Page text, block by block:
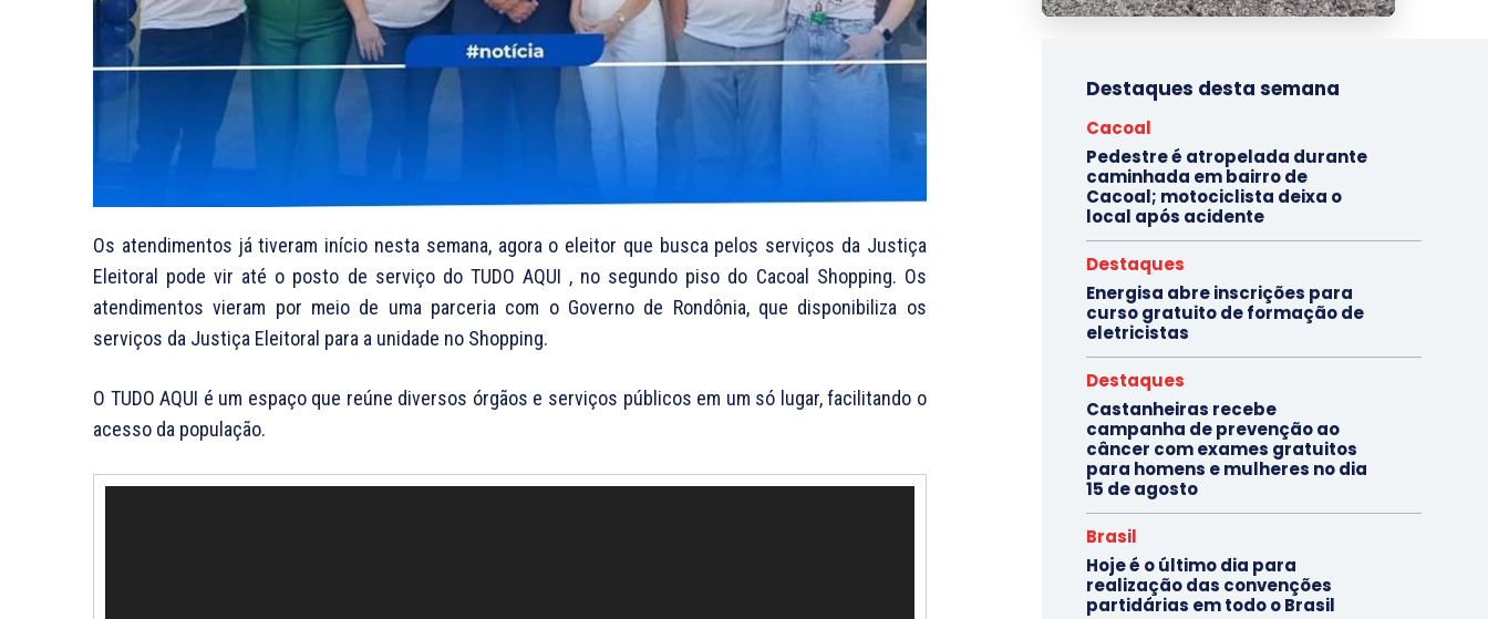
Os atendimentos já tiveram início nesta semana, agora o eleitor que busca pelos serviços da Justiça
Eleitoral pode vir até o posto de serviço do TUDO AQUI , no segundo piso do Cacoal Shopping. Os
atendimentos vieram por meio de uma parceria com o Governo de Rondônia, que disponibiliza os
serviços da Justiça Eleitoral para a unidade no Shopping.
O TUDO AQUI é um espaço que reúne diversos órgãos e serviços públicos em um só lugar, facilitando o
acesso da população.
Destaques desta semana
Cacoal
Pedestre é atropelada durante
caminhada em bairro de
Cacoal; motociclista deixa o
local após acidente
Destaques
Energisa abre inscrições para
curso gratuito de formação de
eletricistas
Destaques
Castanheiras recebe
campanha de prevenção ao
câncer com exames gratuitos
para homens e mulheres no dia
15 de agosto
Brasil
Hoje é o último dia para
realização das convenções
partidárias em todo o Brasil